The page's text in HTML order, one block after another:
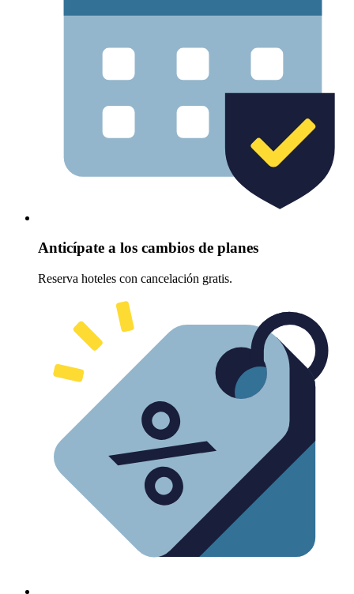
Anticípate a los cambios de planes
Reserva hoteles con cancelación gratis.